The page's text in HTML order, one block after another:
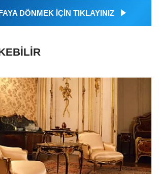
DÖNMEK İÇİN TIKLAYINIZ